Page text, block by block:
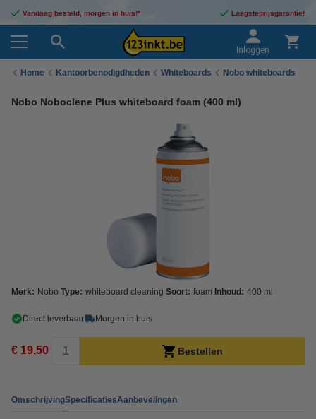
Vandaag besteld, morgen in huis!* Laagsteprijsgarantie!
Inloggen
Home Kantoorbenodigdheden Whiteboards Nobo whiteboards
Nobo Noboclene Plus whiteboard foam (400 ml)
Merk: Nobo Type: whiteboard cleaning Soort: foam Inhoud: 400 ml
Direct leverbaar Morgen in huis
€ 19,50 Bestellen
OmschrijvingSpecificatiesAanbevelingen